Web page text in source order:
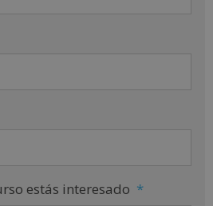
estás interesado *